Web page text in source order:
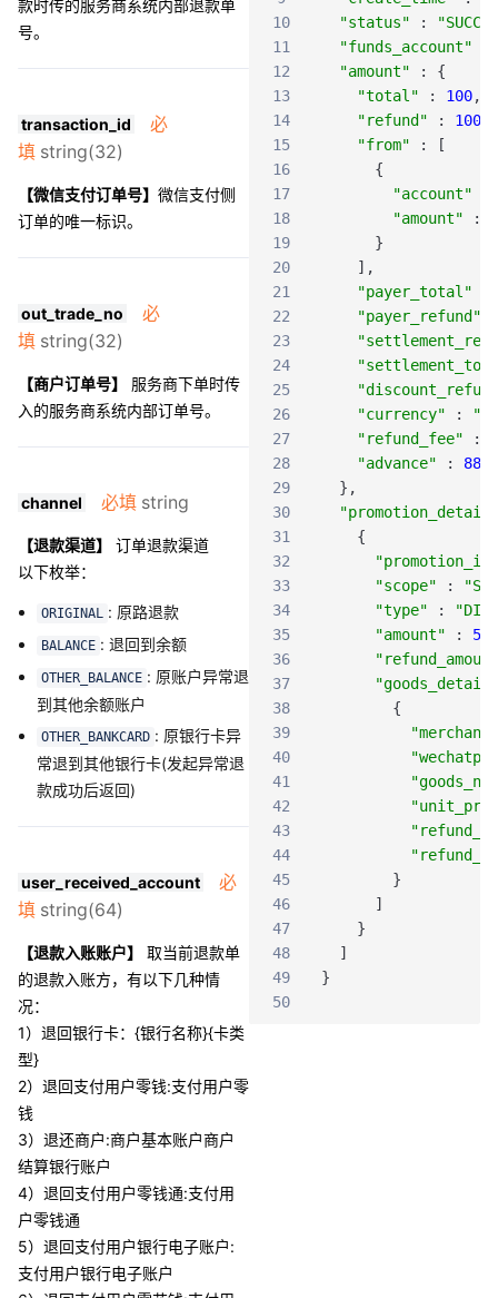
款时传的服务商系统内部退款单
号。
transaction_id
必
填 string(32)
【微信支付订单号】 微信支付侧
订单的唯一标识。
out_trade_no
必
填 string(32)
【商户订单号】
服务商下单时传
入的服务商系统内部订单号。
channel 必填 string
【退款渠道】
订单退款渠道
以下枚举：
ORIGINAL : 原路退款
BALANCE : 退回到余额
OTHER_BALANCE : 原账户异常退
到其他余额账户
OTHER_BANKCARD : 原银行卡异
常退到其他银行卡(发起异常退
款成功后返回)
user_received_account
必
填 string(64)
【退款入账账户】
取当前退款单
的退款入账方，有以下几种情
况：
1）退回银行卡：{银行名称}{卡类
型}
2）退回支付用户零钱:支付用户零
钱
3）退还商户:商户基本账户商户
结算银行账户
4）退回支付用户零钱通:支付用
户零钱通
5）退回支付用户银行电子账户:
支付用户银行电子账户
10
"status" :
11
"funds_account"
12
"amount" :
{
13
"total" : 100,
14
"refund" : 100
15
"from" :
[
16
{
17
"account"
18
"amount" :
19
}
20
] ,
21
"payer_total"
22
"payer_refund"
23
24
25
26
"currency" :
27
"refund_fee" :
28
"advance" :
888
29
} ,
30
"promotion_detail"
31
{
32
"promotion_id"
33
"scope" :
34
"type" :
35
"amount" : 5
36
37
"goods_detail"
38
{
39
40
41
42
43
44
45
}
46
]
47
}
48
]
49
}
50